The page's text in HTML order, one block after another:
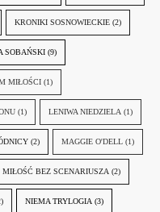
KRONIKI SOSNOWIECKIE (2)
SOBAŃSKI (9)
MIŁOŚCI (1)
(1) LENIWA NIEDZIELA (1)
(2) MAGGIE O'DELL (1)
MIŁOŚĆ BEZ SCENARIUSZA (2)
NIEMA TRYLOGIA (3)